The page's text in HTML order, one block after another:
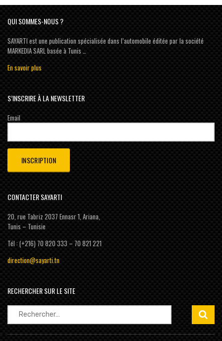
QUI SOMMES-NOUS ?
SAYARTI est une publication spécialisée dans l’automobile éditée par la société
MARKEDIA SARL basée à Tunis …
En savoir plus
S’INSCRIRE À LA NEWSLETTER
Email
CONTACTER SAYARTI
20, rue Tabriz 2037 Ennasr 1, Ariana,
Tunis – Tunisie
Tél : (+216) 70 820 333 – 70 821 221
direction@sayarti.tn
RECHERCHER SUR LE SITE
Rechercher :